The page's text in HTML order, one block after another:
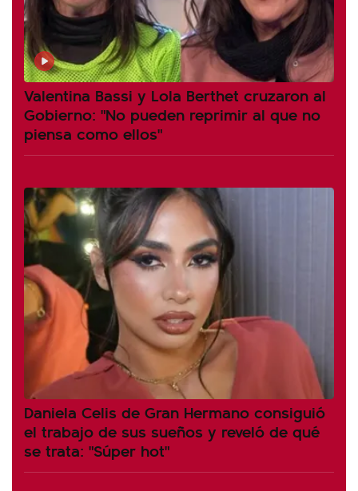
Valentina Bassi y Lola Berthet cruzaron al
Gobierno: "No pueden reprimir al que no
piensa como ellos"
Daniela Celis de Gran Hermano consiguió
el trabajo de sus sueños y reveló de qué
se trata: "Súper hot"